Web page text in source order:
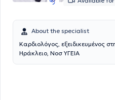
About the specialist
Καρδιολόγος, εξειδικευμένος στην απεικονιστική και
Ηράκλειο, Νοσ ΥΓΕΙΑ